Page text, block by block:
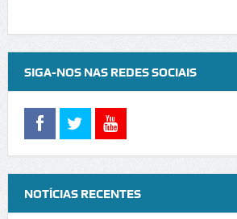
SIGA-NOS NAS REDES SOCIAIS
NOTÍCIAS RECENTES